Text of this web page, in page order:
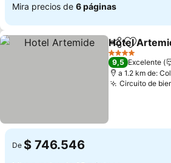
Mira precios de 6 páginas
Compartir
Agregar
Hotel
4 Estrellas
9,5 Excelente
a 1.2 km de:
Circuito de
De $ 746.546